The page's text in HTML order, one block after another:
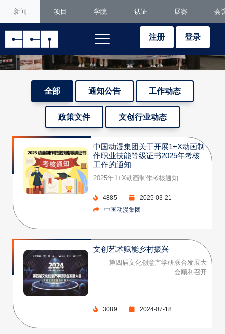
新闻 项目 学院 认证 展赛 会
注册 登录
全部 通知公告 工作动态
政策文件 文创行业动态
中国动漫集团关于开展1+X动画制
作职业技能等级证书2025年考核
工作的通知
2025年1+X动画制作考核通知
4885
2025-03-21
中国动漫集团
文创艺术赋能乡村振兴
—— 第四届文化创意产学研联合发展大
会顺利召开
3089 2024-07-18